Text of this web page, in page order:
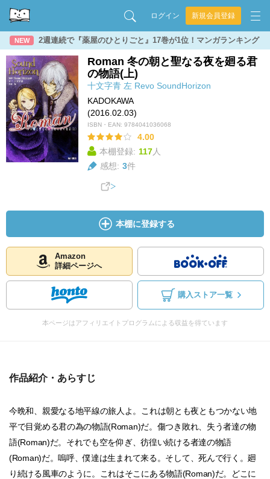
ログイン 新規会員登録
NEW 2週連続で『薬屋のひとりごと』17巻が1位！マンガランキング
Roman 冬の朝と聖なる夜を廻る君
の物語(上)
十文字青 左 Revo SoundHorizon
KADOKAWA
(2016.02.03)
ISBN・EAN: 9784041036068
4.00
本棚登録: 117人
感想: 3件
本棚に登録する
Amazon
詳細ページへ
購入ストア一覧
本ページはアフィリエイトプログラムによる収益を得ています
作品紹介・あらすじ
今晩和、親愛なる地平線の旅人よ。これは朝とも夜ともつかない地
平で目覚める君の為の物語(Roman)だ。傷つき敗れ、失う者達の物
語(Roman)だ。それでも空を仰ぎ、彷徨い続ける者達の物語
(Roman)だ。嗚呼、僕達は生まれて来る。そして、死んで行く。廻
り続ける風車のように。これはそこにある物語(Roman)だ。どこに